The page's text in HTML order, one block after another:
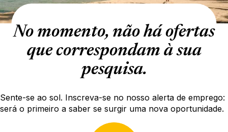
No momento, não há ofertas
que correspondam à sua
pesquisa.
Sente-se ao sol. Inscreva-se no nosso alerta de emprego:
será o primeiro a saber se surgir uma nova oportunidade.